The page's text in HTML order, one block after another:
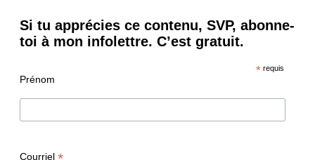
Si tu apprécies ce contenu, SVP, abonne-
toi à mon infolettre. C’est gratuit.
* requis
Prénom
Courriel